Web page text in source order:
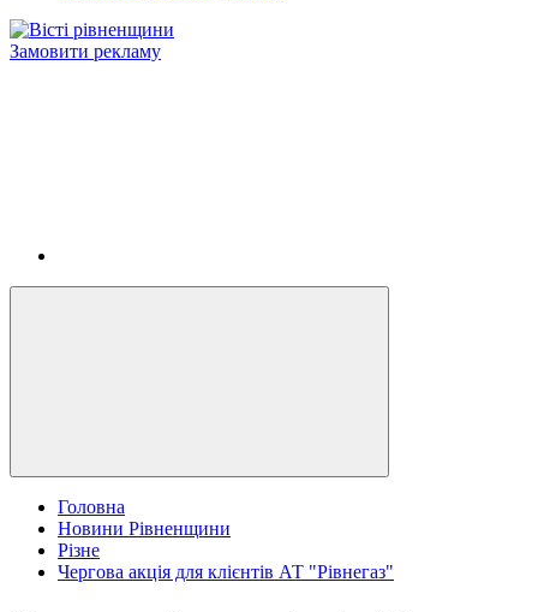
Замовити рекламу
Головна
Новини Рівненщини
Різне
Чергова акція для клієнтів АТ "Рівнегаз"